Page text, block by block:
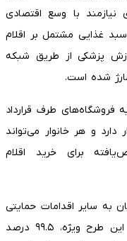
نیازمند با وسع اقتصادی
تأمین سبد غذایی مشتمل بر اقلام
پزشکی از طریق شبکه
شده است.
فروشگاه‌های طرف قرارداد
دارد و هر خانوار می‌تواند
برای خرید اقلام
به سایر اقدامات حمایتی
دولت اشاره کرد و گفت: علاوه بر اجرای این طرح ویژه، ۹۹.۵ درصد